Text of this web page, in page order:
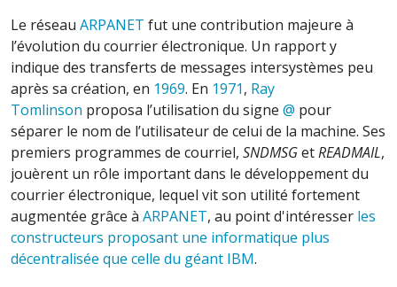
Le réseau ARPANET fut une contribution majeure à
l’évolution du courrier électronique. Un rapporty
indique des transferts de messages intersystèmes peu
après sa création, en 1969. En 1971, Ray
Tomlinson proposa l’utilisation du signe @ pour
séparer le nom de l’utilisateur de celui de la machine. Ses
premiers programmes de courriel, SNDMSGetREADMAIL,
jouèrent un rôle important dans le développement du
courrier électronique, lequel vit son utilité fortement
augmentée grâce à ARPANET, au point d'intéresser les
constructeurs proposant une informatique plus
décentralisée que celle du géant IBM.